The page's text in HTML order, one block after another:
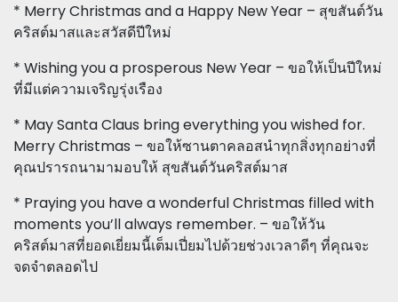
* Merry Christmas and a Happy New Year – สุขสันต์วัน
คริสต์มาสและสวัสดีปีใหม่
* Wishing you a prosperous New Year – ขอให้เป็นปีใหม่
ที่มีแต่ความเจริญรุ่งเรือง
* May Santa Claus bring everything you wished for.
Merry Christmas – ขอให้ซานตาคลอสนำทุกสิ่งทุกอย่างที่
คุณปรารถนามามอบให้ สุขสันต์วันคริสต์มาส
* Praying you have a wonderful Christmas filled with
moments you’ll always remember. – ขอให้วัน
คริสต์มาสที่ยอดเยี่ยมนี้เต็มเปี่ยมไปด้วยช่วงเวลาดีๆ ที่คุณจะ
จดจำตลอดไป